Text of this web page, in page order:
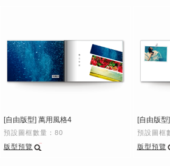
[自由版型] 萬用風格4
預設圖框數量：80
版型預覽
[自由版型
預設圖框
版型預覽